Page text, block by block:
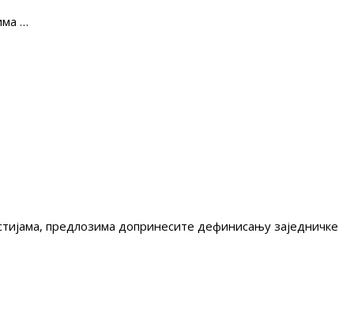
…
предлозима допринесите дефинисању заједничке